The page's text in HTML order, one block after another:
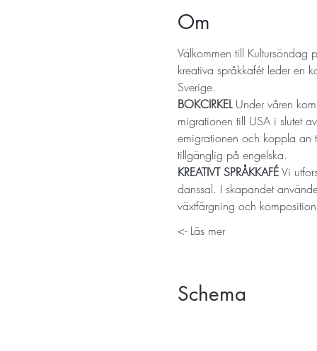
Om
Välkommen till Kultursöndag
kreativa språkkafét leder en
Sverige.
BOKCIRKEL Under våren
migrationen till USA i slutet
emigrationen och koppla an
tillgänglig på engelska.
KREATIVT SPRÅKKAFÉ Vi
danssal. I skapandet
växtfärgning och
Läs mer ->
Schema